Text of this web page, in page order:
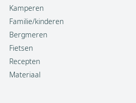
Kamperen
Familie/kinderen
Bergmeren
Fietsen
Recepten
Materiaal